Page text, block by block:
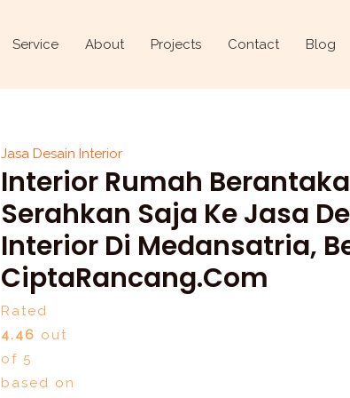
Service About Projects Contact Blog
Jasa Desain Interior
Interior Rumah
Serahkan Saja Ke Jasa
Interior Di Medansatria,
CiptaRancang.com
Rated
4.46 out
of 5
based on
Jasa
Desain
Interior
di
Medansatria,
Bekasi
quantity